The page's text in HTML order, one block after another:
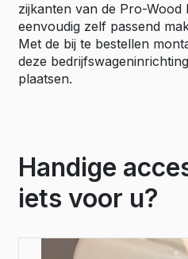
zijkanten van de Pro-Wood
eenvoudig zelf passend
Met de bij te bestellen
deze
plaatsen.
Handige
iets voor u?